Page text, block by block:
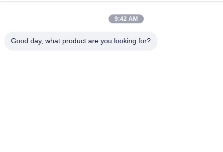
9:42 AM
Good day, what product are you looking for?